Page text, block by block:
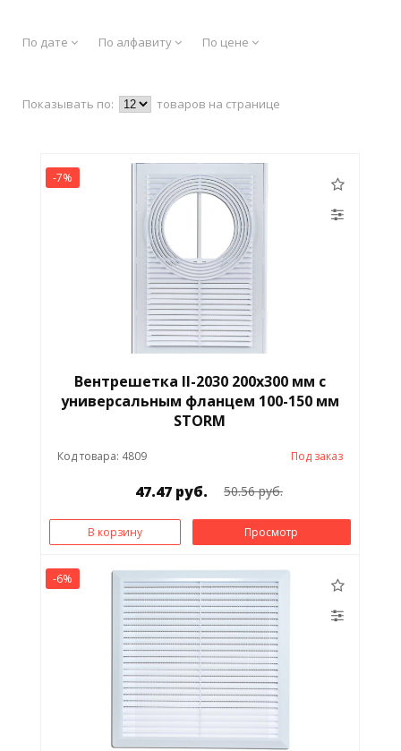
По дате По алфавиту По цене
Показывать по: товаров на странице
-7%
Вентрешетка II-2030 200х300 мм с
универсальным фланцем 100-150 мм
STORM
Код товара: 4809 Под заказ
47.47 руб. 50.56 руб.
В корзину Просмотр
-6%